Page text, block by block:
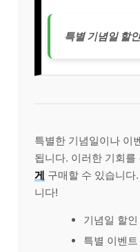
특별 기념일 할인
특별한 기념일이나 이
됩니다. 이러한 기회를
게 구매할 수 있습니
니다!
기념일 할인
특별 이벤트